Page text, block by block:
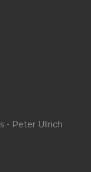
- Peter Ullrich